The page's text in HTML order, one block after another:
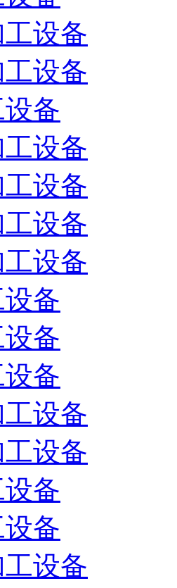
设备
设备
备
设备
设备
设备
设备
备
备
备
设备
设备
备
备
设备